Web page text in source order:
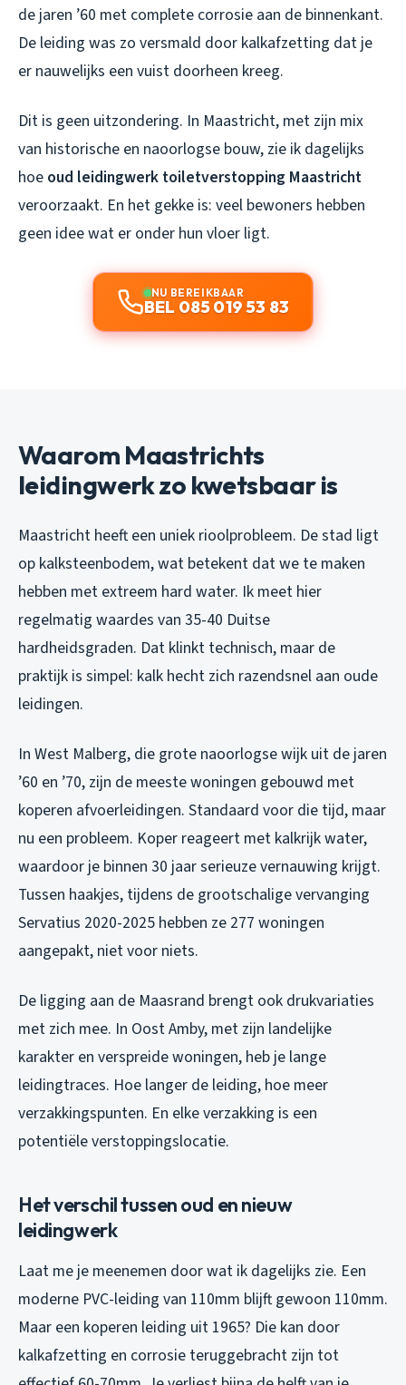
de jaren ’60 met complete corrosie aan de binnenkant.
De leiding was zo versmald door kalkafzetting dat je
er nauwelijks een vuist doorheen kreeg.
Dit is geen uitzondering. In Maastricht, met zijn mix
van historische en naoorlogse bouw, zie ik dagelijks
hoe oud leidingwerk toiletverstopping Maastricht
veroorzaakt. En het gekke is: veel bewoners hebben
geen idee wat er onder hun vloer ligt.
NU BEREIKBAAR
BEL 085 019 53 83
Waarom Maastrichts
leidingwerk zo kwetsbaar is
Maastricht heeft een uniek rioolprobleem. De stad ligt
op kalksteenbodem, wat betekent dat we te maken
hebben met extreem hard water. Ik meet hier
regelmatig waardes van 35-40 Duitse
hardheidsgraden. Dat klinkt technisch, maar de
praktijk is simpel: kalk hecht zich razendsnel aan oude
leidingen.
In West Malberg, die grote naoorlogse wijk uit de jaren
’60 en ’70, zijn de meeste woningen gebouwd met
koperen afvoerleidingen. Standaard voor die tijd, maar
nu een probleem. Koper reageert met kalkrijk water,
waardoor je binnen 30 jaar serieuze vernauwing krijgt.
Tussen haakjes, tijdens de grootschalige vervanging
Servatius 2020-2025 hebben ze 277 woningen
aangepakt, niet voor niets.
De ligging aan de Maasrand brengt ook drukvariaties
met zich mee. In Oost Amby, met zijn landelijke
karakter en verspreide woningen, heb je lange
leidingtraces. Hoe langer de leiding, hoe meer
verzakkingspunten. En elke verzakking is een
potentiële verstoppingslocatie.
Het verschil tussen oud en nieuw
leidingwerk
Laat me je meenemen door wat ik dagelijks zie. Een
moderne PVC-leiding van 110mm blijft gewoon 110mm.
Maar een koperen leiding uit 1965? Die kan door
kalkafzetting en corrosie teruggebracht zijn tot